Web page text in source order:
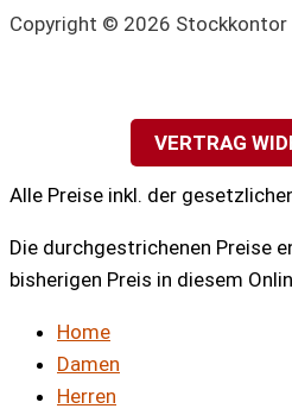
Copyright © 2026 Stockkontor
VERTRAG
Alle Preise inkl. der
Die durchgestrichenen Preise
bisherigen Preis in diesem
Home
Damen
Herren